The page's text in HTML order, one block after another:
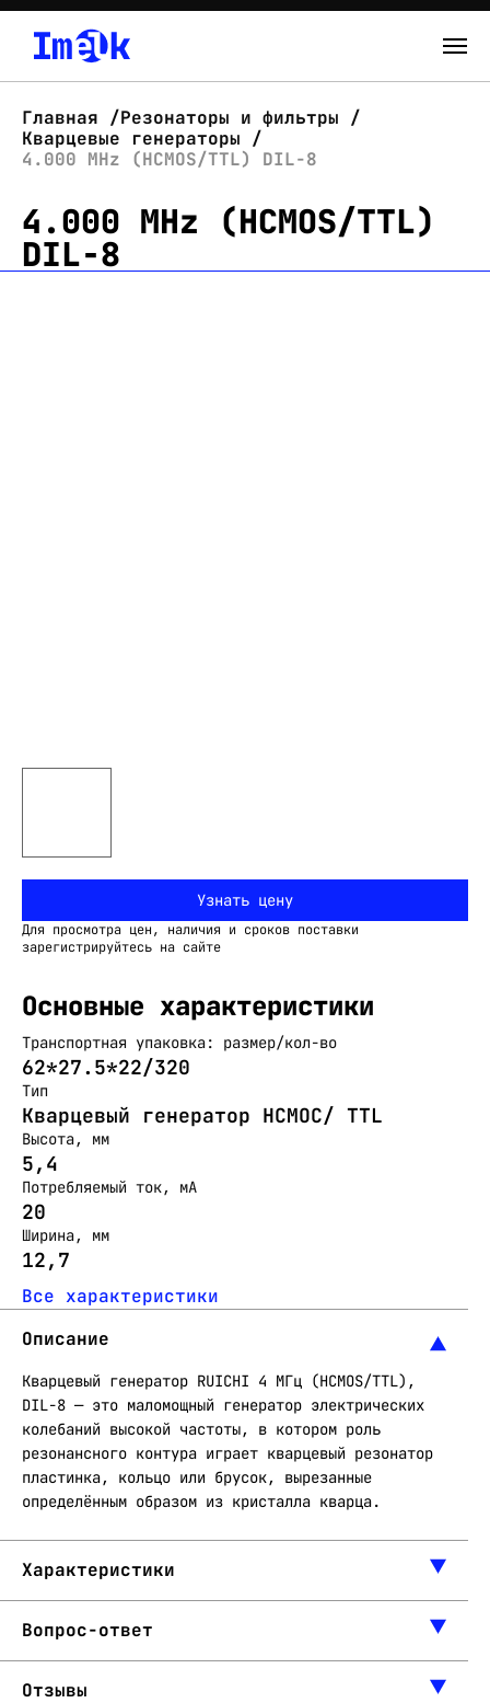
О нас
Новости
Склад
Главная
Резонаторы и фильтры
Кварцевые генераторы
4.000 MHz (HCMOS/TTL) DIL-8
4.000 MHz (HCMOS/TTL)
DIL-8
Узнать цену
Для просмотра цен, наличия и сроков поставки
зарегистрируйтесь на сайте
Основные характеристики
Транспортная упаковка: размер/кол-во
62*27.5*22/320
Тип
Кварцевый генератор HCMOC/ TTL
Высота, мм
5,4
Потребляемый ток, мА
20
Ширина, мм
12,7
Все характеристики
Описание
Кварцевый генератор RUICHI 4 МГц (HCMOS/TTL),
DIL-8 — это маломощный генератор электрических
колебаний высокой частоты, в котором роль
резонансного контура играет кварцевый резонатор
пластинка, кольцо или брусок, вырезанные
определённым образом из кристалла кварца.
Характеристики
Вопрос-ответ
Отзывы